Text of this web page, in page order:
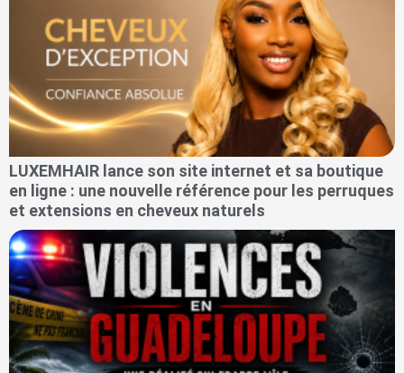
LUXEMHAIR lance son site internet et sa boutique
en ligne : une nouvelle référence pour les perruques
et extensions en cheveux naturels